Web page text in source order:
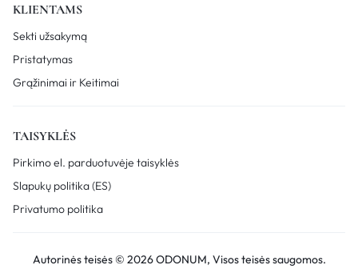
KLIENTAMS
Sekti užsakymą
Pristatymas
Grąžinimai ir Keitimai
TAISYKLĖS
Pirkimo el. parduotuvėje taisyklės
Slapukų politika (ES)
Privatumo politika
Autorinės teisės © 2026 ODONUM, Visos teisės saugomos.